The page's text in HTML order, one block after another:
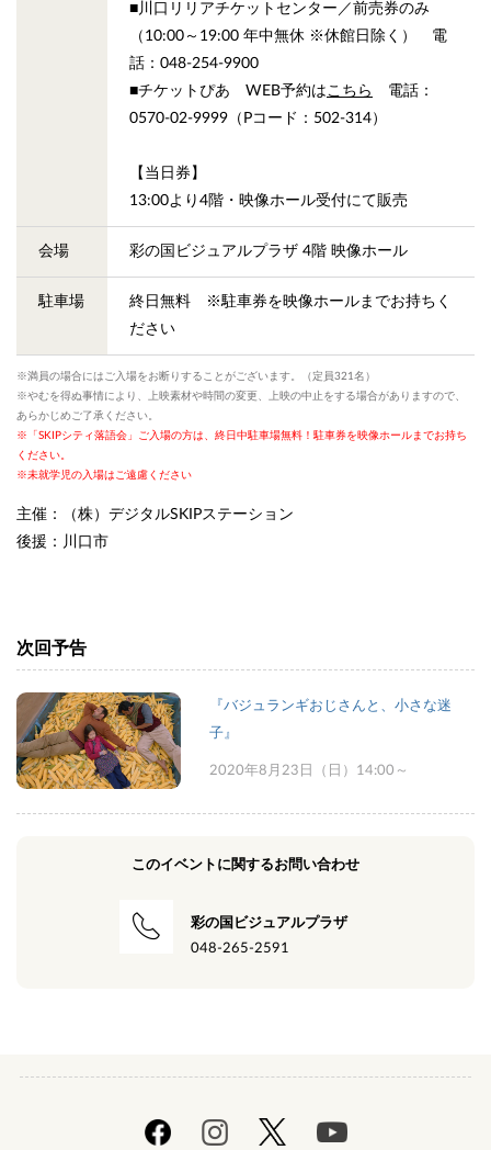
■川口リリアチケットセンター／前売券のみ
（10:00～19:00 年中無休 ※休館日除く） 電
話：048-254-9900
■チケットぴあ WEB予約はこちら
電話：
0570-02-9999（Pコード：502-314）
【当日券】
13:00より4階・映像ホール受付にて販売
会場 彩の国ビジュアルプラザ 4階 映像ホール
駐車場
終日無料 ※駐車券を映像ホールまでお持ちく
ださい
※満員の場合にはご入場をお断りすることがございます。（定員321名）
※やむを得ぬ事情により、上映素材や時間の変更、上映の中止をする場合がありますので、
あらかじめご了承ください。
※「SKIPシティ落語会」ご入場の方は、終日中駐車場無料！駐車券を映像ホールまでお持ち
ください。
※未就学児の入場はご遠慮ください
主催：（株）デジタルSKIPステーション
後援：川口市
次回予告
『バジュランギおじさんと、小さな迷
子』
2020年8月23日（日）14:00～
このイベントに関するお問い合わせ
彩の国ビジュアルプラザ
048-265-2591